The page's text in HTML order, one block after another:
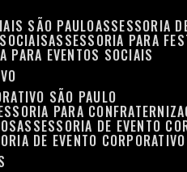
SÃO PAULO ASSESSORIA
ASSESSORIA PARA
PARA EVENTOS SOCIAIS
SÃO PAULO
PARA
ASSESSORIA DE EVENTO
DE EVENTO CORPORATIVO